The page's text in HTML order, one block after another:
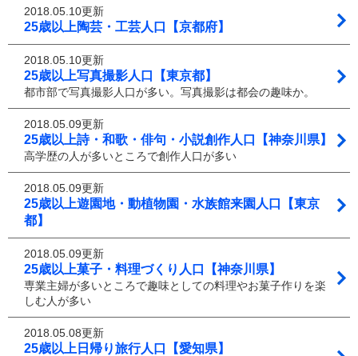
2018.05.10更新
25歳以上陶芸・工芸人口【京都府】
2018.05.10更新
25歳以上写真撮影人口【東京都】
都市部で写真撮影人口が多い。写真撮影は都会の趣味か。
2018.05.09更新
25歳以上詩・和歌・俳句・小説創作人口【神奈川県】
高学歴の人が多いところで創作人口が多い
2018.05.09更新
25歳以上遊園地・動植物園・水族館来園人口【東京
都】
2018.05.09更新
25歳以上菓子・料理づくり人口【神奈川県】
専業主婦が多いところで趣味としての料理やお菓子作りを楽
しむ人が多い
2018.05.08更新
25歳以上日帰り旅行人口【愛知県】